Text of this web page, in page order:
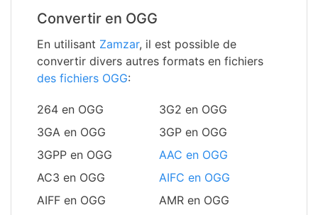
Convertir en OGG
En utilisant Zamzar, il est possible de
convertir divers autres formats en fichiers
des fichiers OGG:
264 en OGG
3G2 en OGG
3GA en OGG
3GP en OGG
3GPP en OGG
AAC en OGG
AC3 en OGG
AIFC en OGG
AIFF en OGG
AMR en OGG